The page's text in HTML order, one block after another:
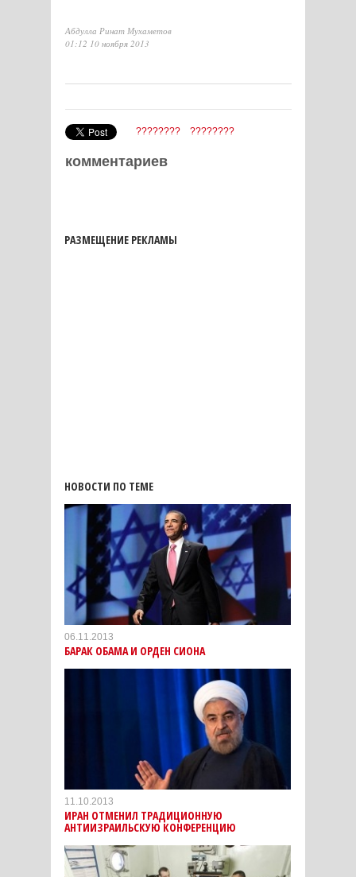
Абдулла Ринат Мухаметов
01:12 10 ноября 2013
???????? ????????
комментариев
РАЗМЕЩЕНИЕ РЕКЛАМЫ
НОВОСТИ ПО ТЕМЕ
06.11.2013
БАРАК ОБАМА И ОРДЕН СИОНА
11.10.2013
ИРАН ОТМЕНИЛ ТРАДИЦИОННУЮ
АНТИИЗРАИЛЬСКУЮ КОНФЕРЕНЦИЮ